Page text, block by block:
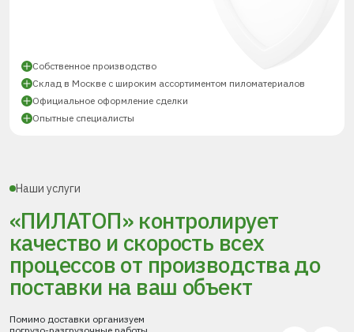
Собственное производство
Склад в Москве с широким ассортиментом пиломатериалов
Официальное оформление сделки
Опытные специалисты
Наши услуги
«ПИЛАТОП» контролирует
качество и скорость всех
процессовот производства до
поставки на ваш объект
Помимо доставки организуем